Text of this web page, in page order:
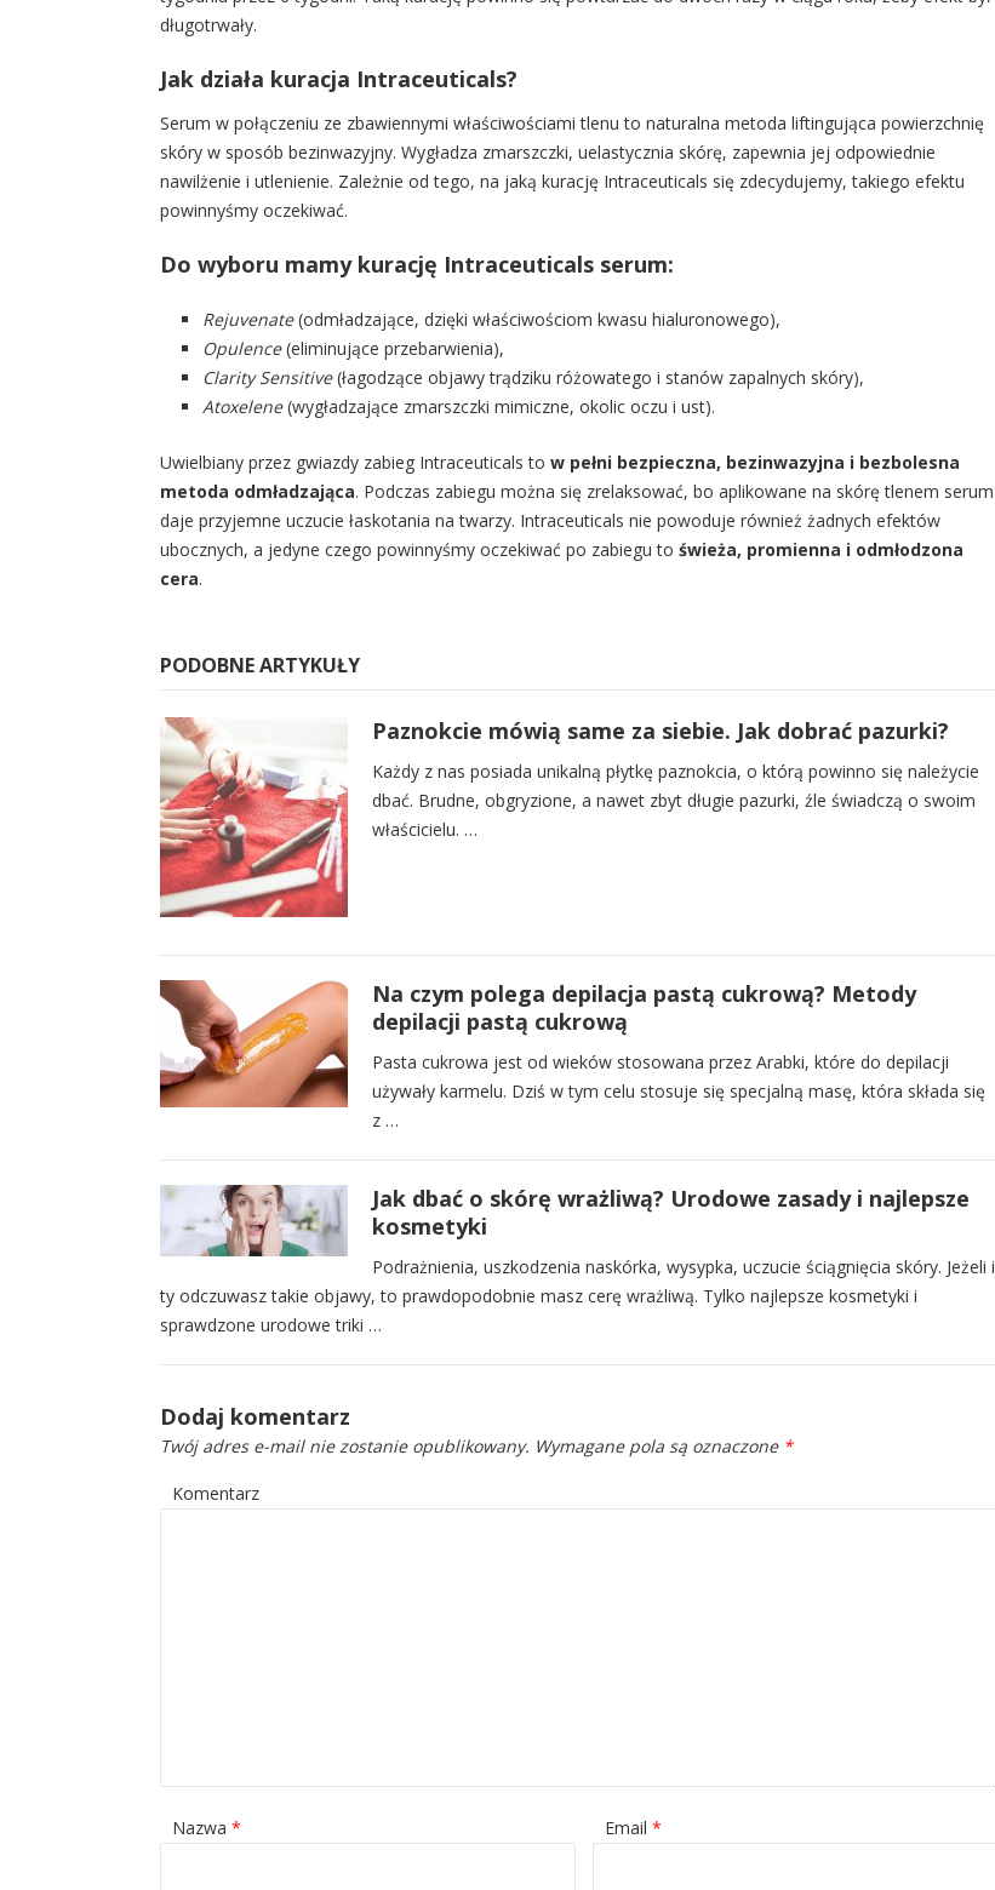
długotrwały.
Jak działa kuracja Intraceuticals?
Serum w połączeniu ze zbawiennymi właściwościami tlenu to naturalna metoda liftingująca powierzchnię
skóry w sposób bezinwazyjny. Wygładza zmarszczki, uelastycznia skórę, zapewnia jej odpowiednie
nawilżenie i utlenienie. Zależnie od tego, na jaką kurację Intraceuticals się zdecydujemy, takiego efektu
powinnyśmy oczekiwać.
Do wyboru mamy kurację Intraceuticals serum:
Rejuvenate(odmładzające, dzięki właściwościom kwasu hialuronowego),
Opulence(eliminujące przebarwienia),
Clarity Sensitive(łagodzące objawy trądziku różowatego i stanów zapalnych skóry),
Atoxelene(wygładzające zmarszczki mimiczne, okolic oczu i ust).
Uwielbiany przez gwiazdy zabieg Intraceuticals to w pełni bezpieczna, bezinwazyjna i bezbolesna
metoda odmładzająca. Podczas zabiegu można się zrelaksować, bo aplikowane na skórę tlenem serum
daje przyjemne uczucie łaskotania na twarzy. Intraceuticals nie powoduje również żadnych efektów
ubocznych, a jedyne czego powinnyśmy oczekiwać po zabiegu to świeża, promienna i odmłodzona
cera.
PODOBNE ARTYKUŁY
Paznokcie mówią same za siebie. Jak dobrać pazurki?
Każdy z nas posiada unikalną płytkę paznokcia, o którą powinno się należycie
dbać. Brudne, obgryzione, a nawet zbyt długie pazurki, źle świadczą o swoim
właścicielu. …
Na czym polega depilacja pastą cukrową? Metody
depilacji pastą cukrową
Pasta cukrowa jest od wieków stosowana przez Arabki, które do depilacji
używały karmelu. Dziś w tym celu stosuje się specjalną masę, która składa się
z …
Jak dbać o skórę wrażliwą? Urodowe zasady i najlepsze
kosmetyki
Podrażnienia, uszkodzenia naskórka, wysypka, uczucie ściągnięcia skóry. Jeżeli i
ty odczuwasz takie objawy, to prawdopodobnie masz cerę wrażliwą. Tylko najlepsze kosmetyki i
sprawdzone urodowe triki …
Dodaj komentarz
Twój adres e-mail nie zostanie opublikowany. Wymagane pola są oznaczone *
Komentarz
Nazwa * Email *